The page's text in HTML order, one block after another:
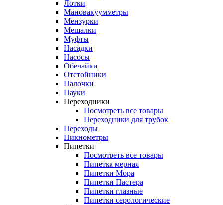
Лотки
Мановакуумметры
Мензурки
Мешалки
Муфты
Насадки
Насосы
Обечайки
Отстойники
Палочки
Пауки
Переходники
Посмотреть все товары
Переходники для трубок
Переходы
Пикнометры
Пипетки
Посмотреть все товары
Пипетка мерная
Пипетки Мора
Пипетки Пастера
Пипетки глазные
Пипетки серологические